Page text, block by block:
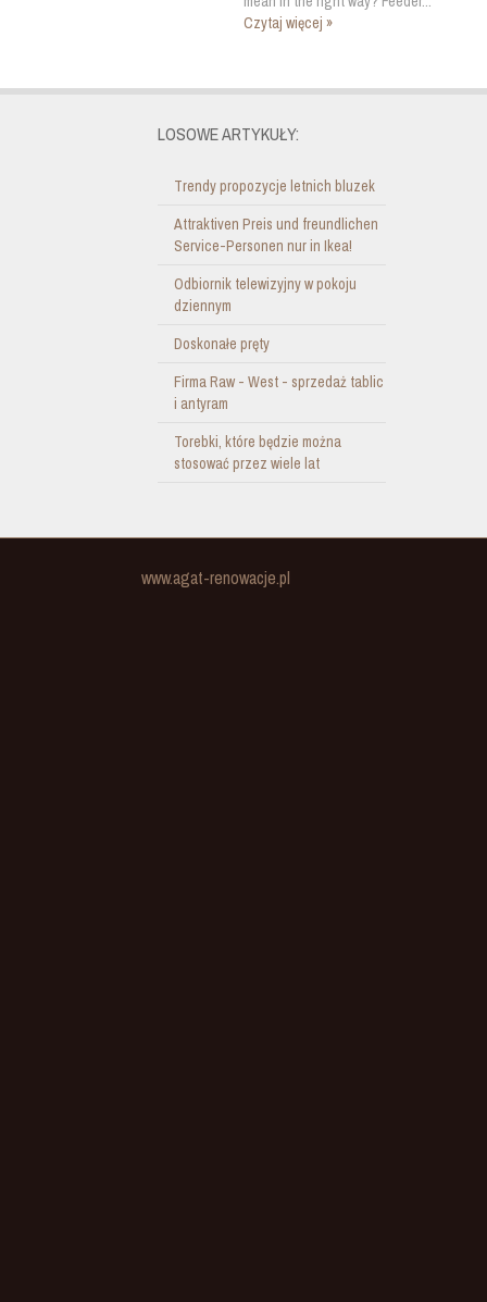
Czytaj więcej »
LOSOWE ARTYKUŁY:
Trendy propozycje letnich bluzek
Attraktiven Preis und freundlichen
Service-Personen nur in Ikea!
Odbiornik telewizyjny w pokoju
dziennym
Doskonałe pręty
Firma Raw - West - sprzedaż tablic
i antyram
Torebki, które będzie można
stosować przez wiele lat
www.agat-renowacje.pl